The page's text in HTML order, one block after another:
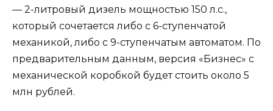
— 2-литровый дизель мощностью 150 л.с.,
который сочетается либо с 6-ступенчатой
механикой, либо с 9-ступенчатым автоматом. По
предварительным данным, версия «Бизнес» с
механической коробкой будет стоить около 5
млн рублей.